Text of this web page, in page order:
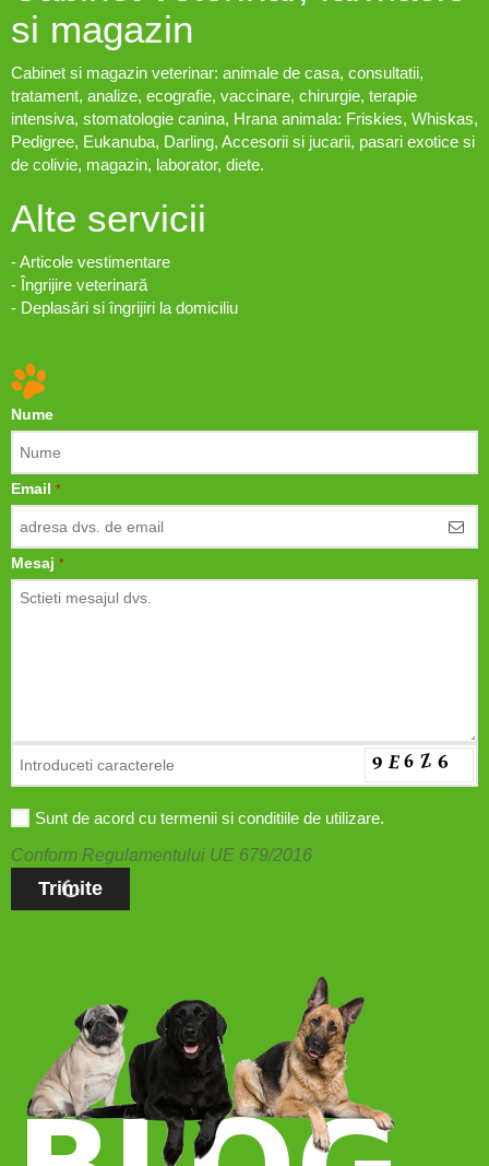
si magazin
Cabinet si magazin veterinar: animale de casa, consultatii,
tratament, analize, ecografie, vaccinare, chirurgie, terapie
intensiva, stomatologie canina, Hrana animala: Friskies, Whiskas,
Pedigree, Eukanuba, Darling, Accesorii si jucarii, pasari exotice si
de colivie, magazin, laborator, diete.
Alte servicii
- Articole vestimentare
- Îngrijire veterinară
- Deplasări si îngrijiri la domiciliu
Nume
Email *
Mesaj *
Sunt de acord cu termenii si conditiile de utilizare.
Conform Regulamentului UE 679/2016
Trimite